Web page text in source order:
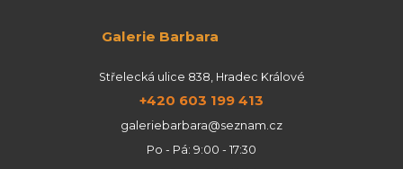
Galerie Barbara
Střelecká ulice 838, Hradec Králové
+420 603 199 413
galeriebarbara@seznam.cz
Po - Pá: 9:00 - 17:30